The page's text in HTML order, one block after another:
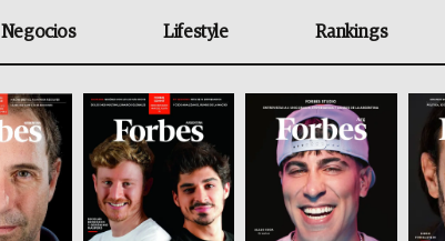
Negocios Lifestyle Rankings